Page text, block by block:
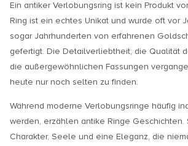
Ein antiker Verlobungsring ist kein Produkt
Ring ist ein echtes Unikat und wurde oft vor
sogar Jahrhunderten von erfahrenen
gefertigt. Die Detailverliebtheit, die Qualität
die außergewöhnlichen Fassungen
heute nur noch selten zu finden.
Während moderne Verlobungsringe häufig
werden, erzählen antike Ringe Geschichten.
Charakter, Seele und eine Eleganz, die